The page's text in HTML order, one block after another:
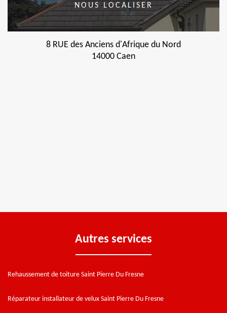
NOUS LOCALISER
8 RUE des Anciens d'Afrique du Nord
14000 Caen
Autres services
Rehaussement de toiture Saint Pierre Du Fresne
Réparateur installateur de velux Saint Pierre Du Fresne